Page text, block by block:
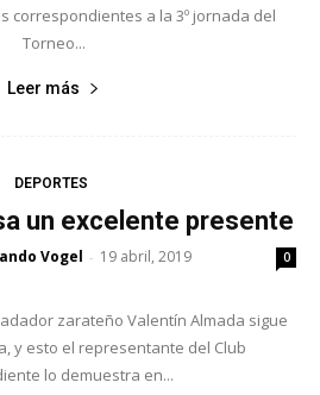
correspondientes a la 3º jornada del
Torneo...
Leer más
DEPORTES
un excelente presente
Vogel - 19 abril, 2019 0
zarateño Valentín Almada sigue
y esto el representante del Club
lo demuestra en...